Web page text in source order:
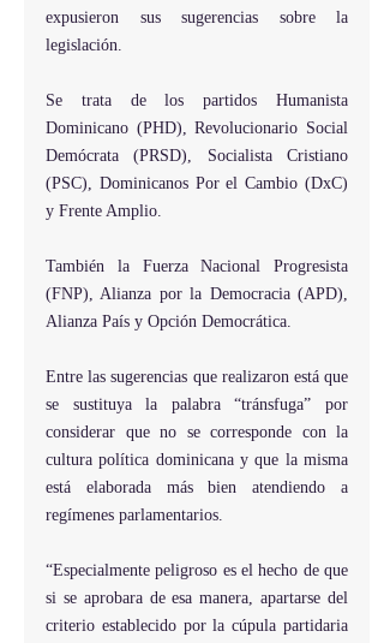
expusieron sus sugerencias sobre la
legislación.
Se trata de los partidos Humanista
Dominicano (PHD), Revolucionario Social
Demócrata (PRSD), Socialista Cristiano
(PSC), Dominicanos Por el Cambio (DxC)
y Frente Amplio.
También la Fuerza Nacional Progresista
(FNP), Alianza por la Democracia (APD),
Alianza País y Opción Democrática.
Entre las sugerencias que realizaron está que
se sustituya la palabra “tránsfuga” por
considerar que no se corresponde con la
cultura política dominicana y que la misma
está elaborada más bien atendiendo a
regímenes parlamentarios.
“Especialmente peligroso es el hecho de que
si se aprobara de esa manera, apartarse del
criterio establecido por la cúpula partidaria